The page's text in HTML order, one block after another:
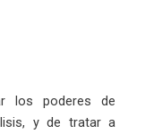
los poderes de
y de tratar a